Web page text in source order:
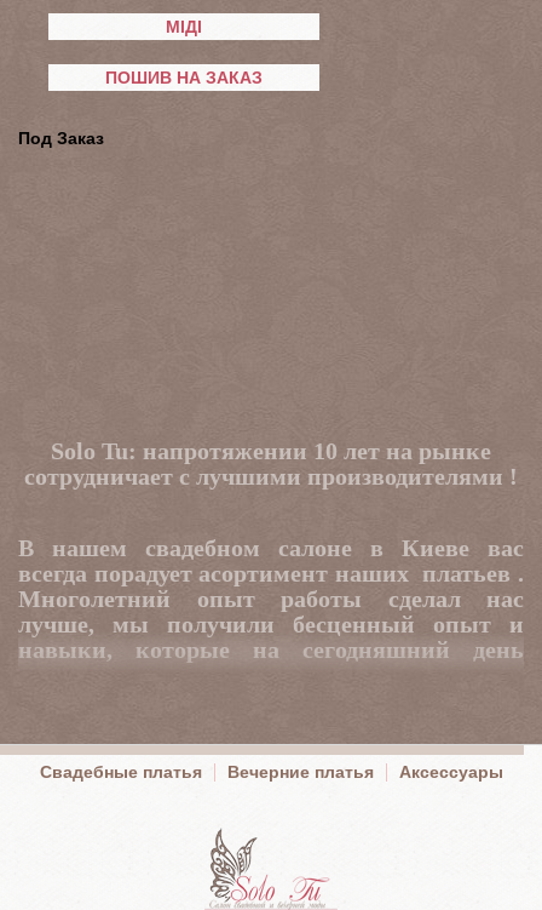
МІДІ
ПОШИВ НА ЗАКАЗ
Под Заказ
Solo Tu: напротяжении 10 лет на рынке
сотрудничает с лучшими производителями !
В нашем свадебном салоне в Киеве вас
всегда порадует асортимент наших платьев .
Многолетний опыт работы сделал нас
лучше, мы получили бесценный опыт и
навыки, которые на сегодняшний день
наших посетителей и совершенно бесплатно
создать неповторимый стиль для невесты,
наличии около сотни разных свадебных
платьев и более ста вечерних. У нас вы
можете мерить, комбинировать, шить под
заказ, брать напрокат и многое другое. В
Свадебные платья Вечерние платья Аксессуары